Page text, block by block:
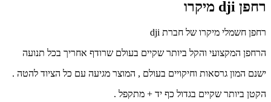
רחפן dji מיקרו
רחפן חשמלי מיקרו של חברת dji
הרחפן המקצועי והקל ביותר שקיים בעולם שרודף אחריך בכל תנועה
ישנם המון גרסאות וחיקויים בעולם , המוצר מגיעה עם כל הציוד להטה .
הקטן ביותר שקיים בגדול כף יד + מתקפל .